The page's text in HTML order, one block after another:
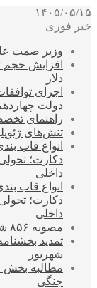
۱۴۰۵/۰۵/۱۵
خبر فوری
وزیر صمت
دلار
اجرای
دولت
راهنمای
تنش‌های
انواع قاب
دکارت؛
داخلی
انواع قاب
دکارت؛
داخلی
مصوبه ۸۵۶ شورای رقابت؛ این جاده یک‌طرفه است
شهریور
مطالبه بخش
جنگی